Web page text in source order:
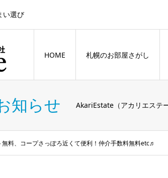
い選び
HOME 札幌のお部屋さがし
知らせ AkariEstate（アカリエステ
、コープさっぽろ近くて便利！仲介手数料無料etc♬